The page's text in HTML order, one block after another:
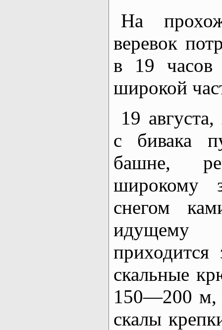
На
веревок
в 19 часов
широкой
19
с бивака
башне,
широкому
снегом
идущему
приходится
скальные
150—200 м,
скалы